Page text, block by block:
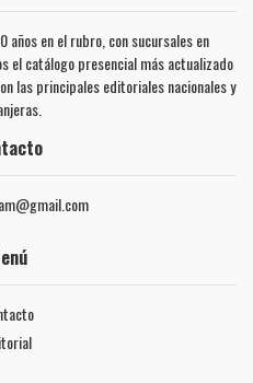
años en el rubro, con sucursales en
el catálogo presencial más actualizado
las principales editoriales nacionales y